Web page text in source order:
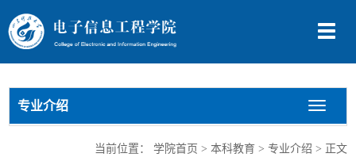
切
导
专业介绍
切
换
航
当前位置： 学院首页 > 本科教育> 专业介绍 > 正文